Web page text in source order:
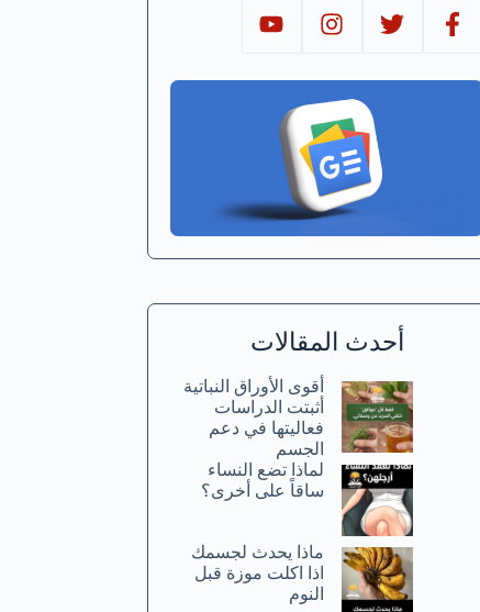
أحدث المقالات
أقوى الأوراق النباتية
أثبتت الدراسات
فعاليتها في دعم
الجسم
لماذا تضع النساء
ساقاً على أخرى؟
ماذا يحدث لجسمك
اذا اكلت موزة قبل
النوم